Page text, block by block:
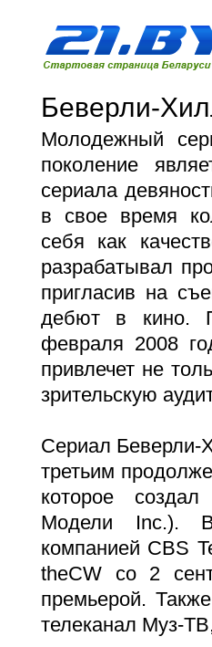
Беверли-
Молодежный
поколение
сериала
в свое время
себя как
разрабатывал
пригласив на
дебют в кино.
февраля 2008
привлечет не
зрительскую
Сериал Беверли-
третьим
которое
Модели Inc.). В
компанией CBS
theCW со 2
премьерой.
телеканал Муз-